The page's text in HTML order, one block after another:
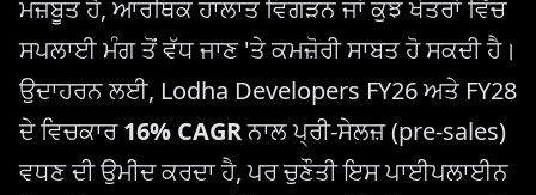
ਮਜ਼ਬੂਤ ​​ਹੈ, ਆਰਥਿਕ ਹਾਲਾਤ ਵਿਗੜਨ ਜਾਂ ਕੁਝ ਖੇਤਰਾਂ ਵਿੱਚ
ਸਪਲਾਈ ਮੰਗ ਤੋਂ ਵੱਧ ਜਾਣ 'ਤੇ ਕਮਜ਼ੋਰੀ ਸਾਬਤ ਹੋ ਸਕਦੀ ਹੈ।
ਉਦਾਹਰਨ ਲਈ, Lodha Developers FY26 ਅਤੇ FY28
ਦੇ ਵਿਚਕਾਰ16% CAGRਨਾਲ ਪ੍ਰੀ-ਸੇਲਜ਼ (pre-sales)
ਵਧਣ ਦੀ ਉਮੀਦ ਕਰਦਾ ਹੈ, ਪਰ ਚੁਣੌਤੀ ਇਸ ਪਾਈਪਲਾਈਨ